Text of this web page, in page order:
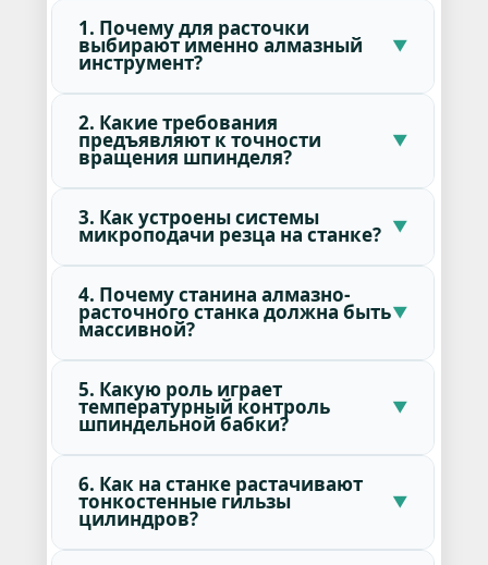
1. Почему для расточки
выбирают именно алмазный
инструмент?
2. Какие требования
предъявляют к точности
вращения шпинделя?
3. Как устроены системы
микроподачи резца на станке?
4. Почему станина алмазно-
расточного станка должна быть
массивной?
5. Какую роль играет
температурный контроль
шпиндельной бабки?
6. Как на станке растачивают
тонкостенные гильзы
цилиндров?